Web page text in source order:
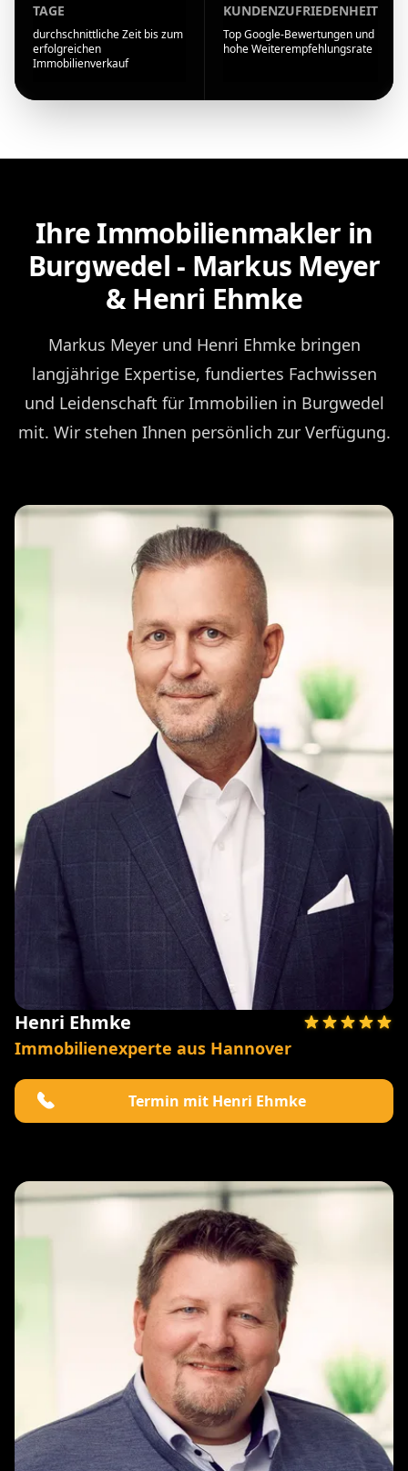
TAGE
durchschnittliche Zeit bis zum
erfolgreichen
Immobilienverkauf
KUNDENZUFRIEDENHEIT
Top Google-Bewertungen und
hohe Weiterempfehlungsrate
Ihre Immobilienmakler in
Burgwedel - Markus Meyer
& Henri Ehmke
Markus Meyer und Henri Ehmke bringen
langjährige Expertise, fundiertes Fachwissen
und Leidenschaft für Immobilien in Burgwedel
mit. Wir stehen Ihnen persönlich zur Verfügung.
Henri Ehmke
Immobilienexperte aus Hannover
Termin mit Henri Ehmke